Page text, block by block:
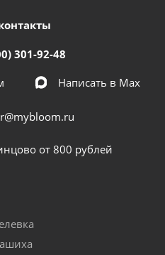
301-92-48
Написать в Мах
от 800 рублей